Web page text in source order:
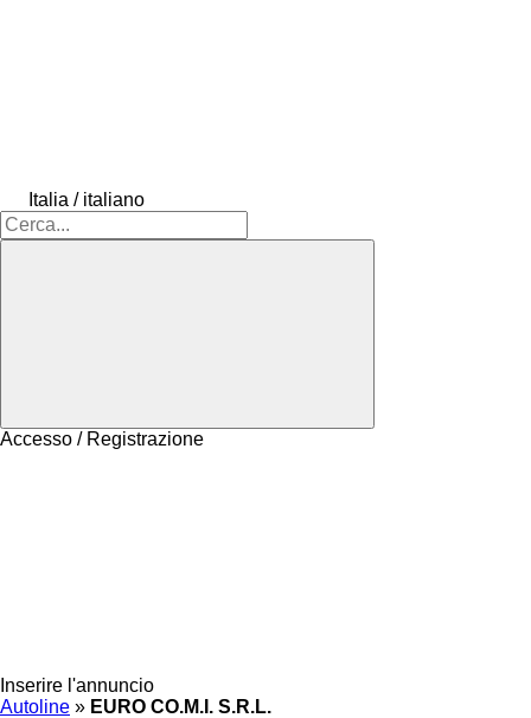
Italia / italiano
Accesso / Registrazione
Inserire l'annuncio
Autoline » EURO CO.M.I. S.R.L.